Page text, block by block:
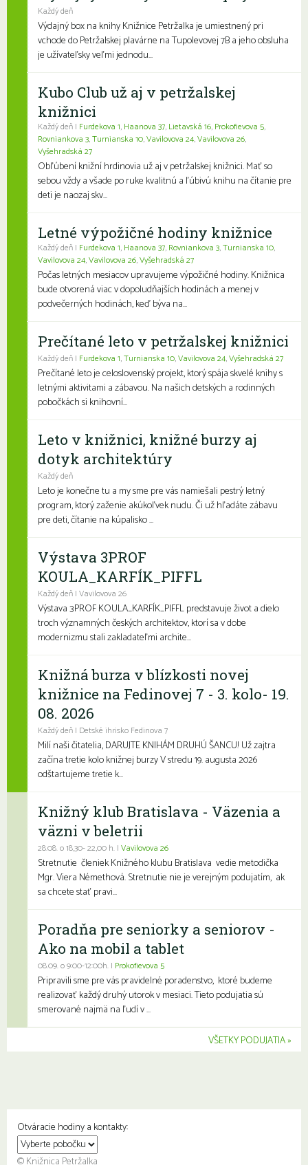
Každý deň
Výdajný box na knihy Knižnice Petržalka je umiestnený pri
vchode do Petržalskej plavárne na Tupolevovej 7B a jeho obsluha
je užívateľsky veľmi jednodu...
Kubo Club už aj v petržalskej
knižnici
Každý deň | Furdekova 1, Haanova 37, Lietavská 16, Prokofievova 5,
Rovniankova 3,Turnianska 10,Vavilovova 24,Vavilovova 26,
Vyšehradská 27
Obľúbení knižní hrdinovia už aj v petržalskej knižnici. Mať so
sebou vždy a všade po ruke kvalitnú a ľúbivú knihu na čítanie pre
deti je naozaj skv...
Letné výpožičné hodiny knižnice
Každý deň | Furdekova 1, Haanova 37, Rovniankova 3,Turnianska 10,
Vavilovova 24,Vavilovova 26,Vyšehradská 27
Počas letných mesiacov upravujeme výpožičné hodiny. Knižnica
bude otvorená viac v dopoludňajších hodinách a menej v
podvečerných hodinách, keď býva na...
Prečítané leto v petržalskej knižnici
Každý deň | Furdekova 1,Turnianska 10,Vavilovova 24,Vyšehradská 27
Prečítané leto je celoslovenský projekt, ktorý spája skvelé knihy s
letnými aktivitami a zábavou. Na našich detských a rodinných
pobočkách si knihovní...
Leto v knižnici, knižné burzy aj
dotyk architektúry
Každý deň
Leto je konečne tu a my sme pre vás namiešali pestrý letný
program, ktorý zaženie akúkoľvek nudu. Či už hľadáte zábavu
pre deti, čítanie na kúpalisko ...
Výstava 3PROF
KOULA_KARFÍK_PIFFL
Každý deň | Vavilovova 26
Výstava 3PROF KOULA_KARFÍK_PIFFL predstavuje život a dielo
troch významných českých architektov, ktorí sa v dobe
modernizmu stali zakladateľmi archite...
Knižná burza v blízkosti novej
knižnice na Fedinovej 7 - 3. kolo- 19.
08. 2026
Každý deň | Detské ihrisko Fedinova 7
Milí naši čitatelia, DARUJTE KNIHÁM DRUHÚ ŠANCU! Už zajtra
začína tretie kolo knižnej burzy V stredu 19. augusta 2026
odštartujeme tretie k...
Knižný klub Bratislava - Väzenia a
väzni v beletrii
28.08. o 18,30- 22,00 h. | Vavilovova 26
Stretnutie členiek Knižného klubu Bratislava vedie metodička
Mgr. Viera Némethová. Stretnutie nie je verejným podujatím, ak
sa chcete stať pravi...
Poradňa pre seniorky a seniorov -
Ako na mobil a tablet
08.09. o 9:00-12:00h. | Prokofievova 5
Pripravili sme pre vás pravidelné poradenstvo, ktoré budeme
realizovať každý druhý utorok v mesiaci. Tieto podujatia sú
smerované najmä na ľudí v ...
VŠETKY PODUJATIA
Otváracie hodiny a kontakty:
© Knižnica Petržalka